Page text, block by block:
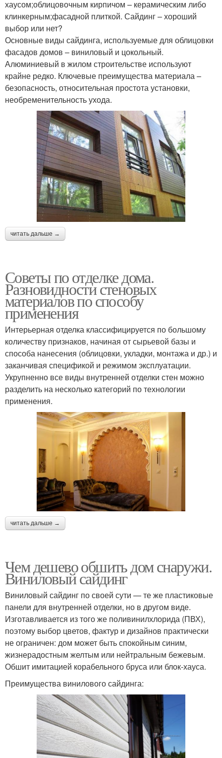
хаусом;облицовочным кирпичом – керамическим либо
клинкерным;фасадной плиткой. Сайдинг – хороший
выбор или нет?
Основные виды сайдинга, используемые для облицовки
фасадов домов – виниловый и цокольный.
Алюминиевый в жилом строительстве используют
крайне редко. Ключевые преимущества материала –
безопасность, относительная простота установки,
необременительность ухода.
читать дальше →
Советы по отделке дома.
Разновидности стеновых
материалов по способу
применения
Интерьерная отделка классифицируется по большому
количеству признаков, начиная от сырьевой базы и
способа нанесения (облицовки, укладки, монтажа и др.) и
заканчивая спецификой и режимом эксплуатации.
Укрупненно все виды внутренней отделки стен можно
разделить на несколько категорий по технологии
применения.
читать дальше →
Чем дешево обшить дом снаружи.
Виниловый сайдинг
Виниловый сайдинг по своей сути — те же пластиковые
панели для внутренней отделки, но в другом виде.
Изготавливается из того же поливинилхлорида (ПВХ),
поэтому выбор цветов, фактур и дизайнов практически
не ограничен: дом может быть спокойным синим,
жизнерадостным желтым или нейтральным бежевым.
Обшит имитацией корабельного бруса или блок-хауса.
Преимущества винилового сайдинга: